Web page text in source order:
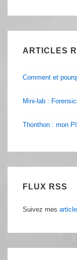
ARTICLES
Comment et
Mini-lab :
Thonthon : mon
FLUX RSS
Suivez mes